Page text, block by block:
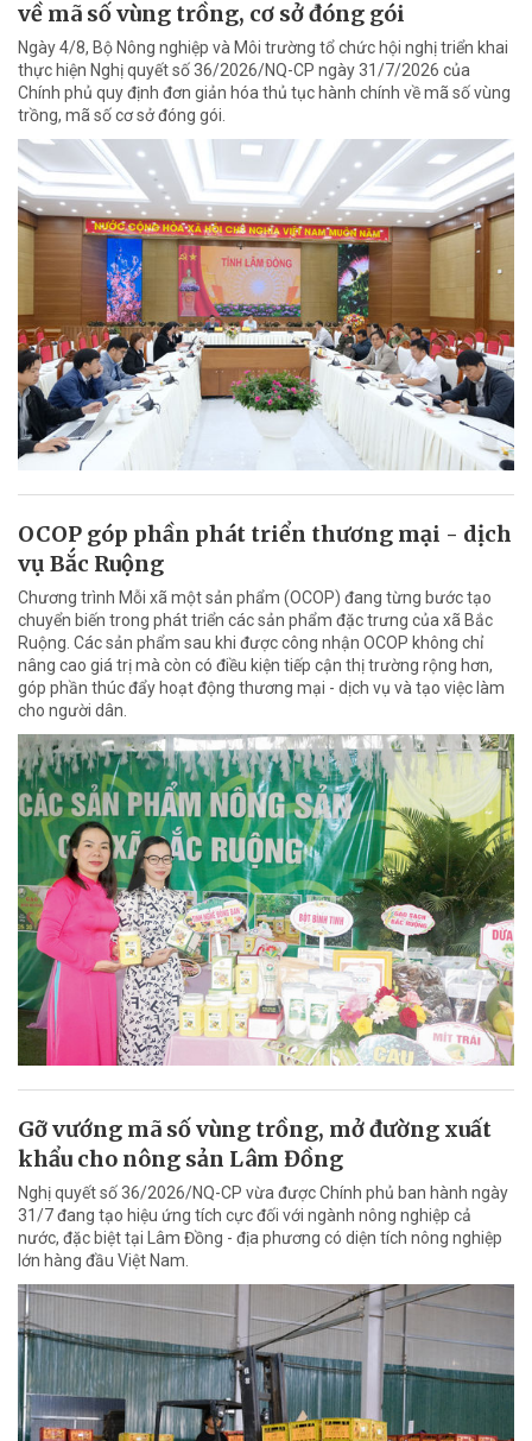
về mã số vùng trồng, cơ sở đóng gói
Ngày 4/8, Bộ Nông nghiệp và Môi trường tổ chức hội nghị triển khai
thực hiện Nghị quyết số 36/2026/NQ-CP ngày 31/7/2026 của
Chính phủ quy định đơn giản hóa thủ tục hành chính về mã số vùng
trồng, mã số cơ sở đóng gói.
OCOP góp phần phát triển thương mại - dịch
vụ Bắc Ruộng
Chương trình Mỗi xã một sản phẩm (OCOP) đang từng bước tạo
chuyển biến trong phát triển các sản phẩm đặc trưng của xã Bắc
Ruộng. Các sản phẩm sau khi được công nhận OCOP không chỉ
nâng cao giá trị mà còn có điều kiện tiếp cận thị trường rộng hơn,
góp phần thúc đẩy hoạt động thương mại - dịch vụ và tạo việc làm
cho người dân.
Gỡ vướng mã số vùng trồng, mở đường xuất
khẩu cho nông sản Lâm Đồng
Nghị quyết số 36/2026/NQ-CP vừa được Chính phủ ban hành ngày
31/7 đang tạo hiệu ứng tích cực đối với ngành nông nghiệp cả
nước, đặc biệt tại Lâm Đồng - địa phương có diện tích nông nghiệp
lớn hàng đầu Việt Nam.